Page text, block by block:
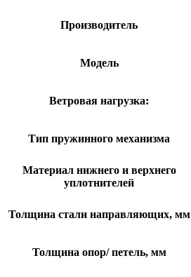
Производитель
Модель
Ветровая нагрузка:
Тип пружинного механизма
Материал нижнего и верхнего
уплотнителей
Толщина стали направляющих, мм
Толщина опор/ петель, мм